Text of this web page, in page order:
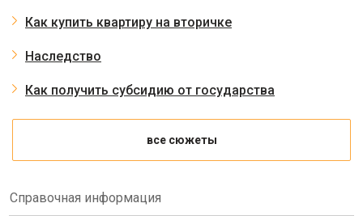
Как купить квартиру на вторичке
Наследство
Как получить субсидию от государства
все сюжеты
Справочная информация